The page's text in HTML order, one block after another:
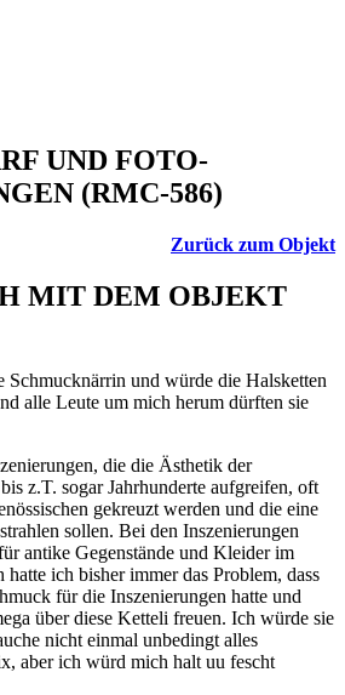
UND FOTO-
(RMC-586)
Zurück zum Objekt
MIT DEM OBJEKT
Schmucknärrin und würde die Halsketten
alle Leute um mich herum dürften sie
die die Ästhetik der
z.T. sogar Jahrhunderte aufgreifen, oft
gekreuzt werden und die eine
sollen. Bei den Inszenierungen
antike Gegenstände und Kleider im
ich bisher immer das Problem, dass
für die Inszenierungen hatte und
über diese Ketteli freuen. Ich würde sie
nicht einmal unbedingt alles
aber ich würd mich halt uu fescht